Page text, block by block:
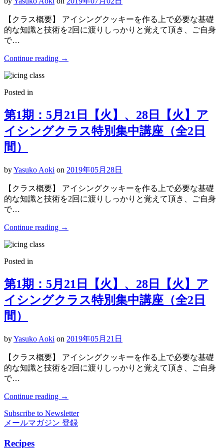
【クラス概要】 アイシングクッキーを作る上で必要な基礎
的な知識と技術を2回に渡りしっかりと覚えて頂き、ご自身
で…
Continue reading →
Posted in
第1期：5月21日【火】、28日【火】ア
イシングクラス特別集中講座（全2日
間）
byYasuko Aoki on 2019年05月28日
【クラス概要】 アイシングクッキーを作る上で必要な基礎
的な知識と技術を2回に渡りしっかりと覚えて頂き、ご自身
で…
Continue reading →
Posted in
第1期：5月21日【火】、28日【火】ア
イシングクラス特別集中講座（全2日
間）
byYasuko Aoki on 2019年05月21日
【クラス概要】 アイシングクッキーを作る上で必要な基礎
的な知識と技術を2回に渡りしっかりと覚えて頂き、ご自身
で…
Continue reading →
Subscribe to Newsletter
メールマガジン 登録
Recipes